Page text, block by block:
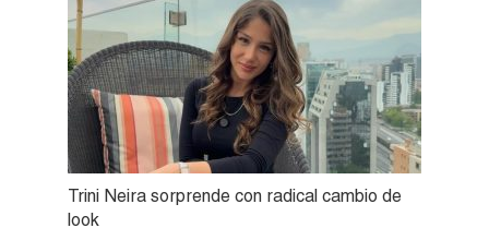
Trini Neira sorprende con radical cambio de
look